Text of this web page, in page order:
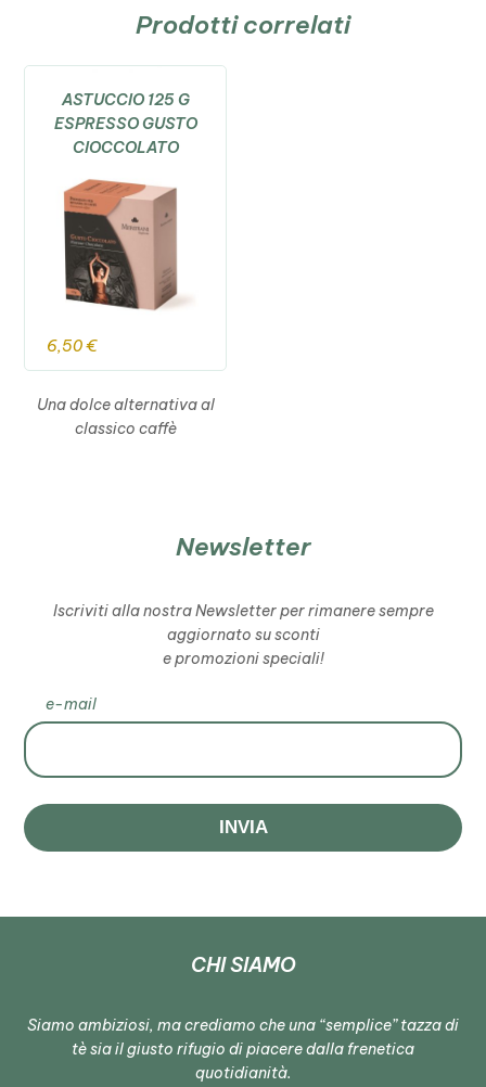
Prodotti correlati
ASTUCCIO 125 G
ESPRESSO GUSTO
CIOCCOLATO
6,50€
Una dolce alternativa al
classico caffè
Newsletter
Iscriviti alla nostra Newsletter per rimanere sempre
aggiornato su sconti
e promozioni speciali!
e-mail
INVIA
CHI SIAMO
Siamo ambiziosi, ma crediamo che una “semplice” tazza di
tè sia il giusto rifugio di piacere dalla frenetica
quotidianità.